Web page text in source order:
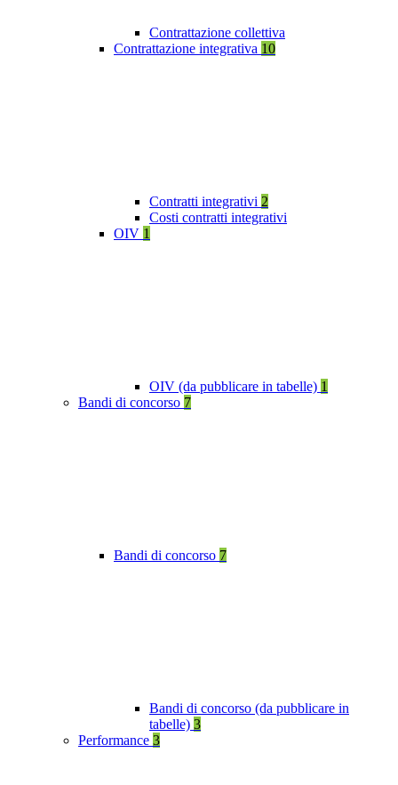
Contrattazione collettiva
Contrattazione integrativa 10
Contratti integrativi 2
Costi contratti integrativi
OIV 1
OIV (da pubblicare in tabelle) 1
Bandi di concorso 7
Bandi di concorso 7
Bandi di concorso (da pubblicare in
tabelle) 3
Performance 3